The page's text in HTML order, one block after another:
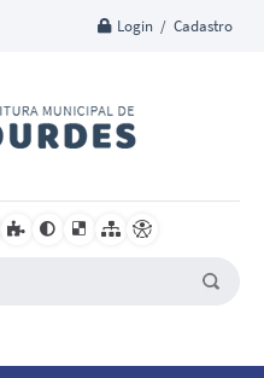
Login / Cadastro